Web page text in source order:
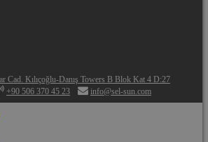
Cad. Kılıçoğlu-Danış Towers B Blok Kat 4 D:27
+90 506 370 45 23 info@sel-sun.com